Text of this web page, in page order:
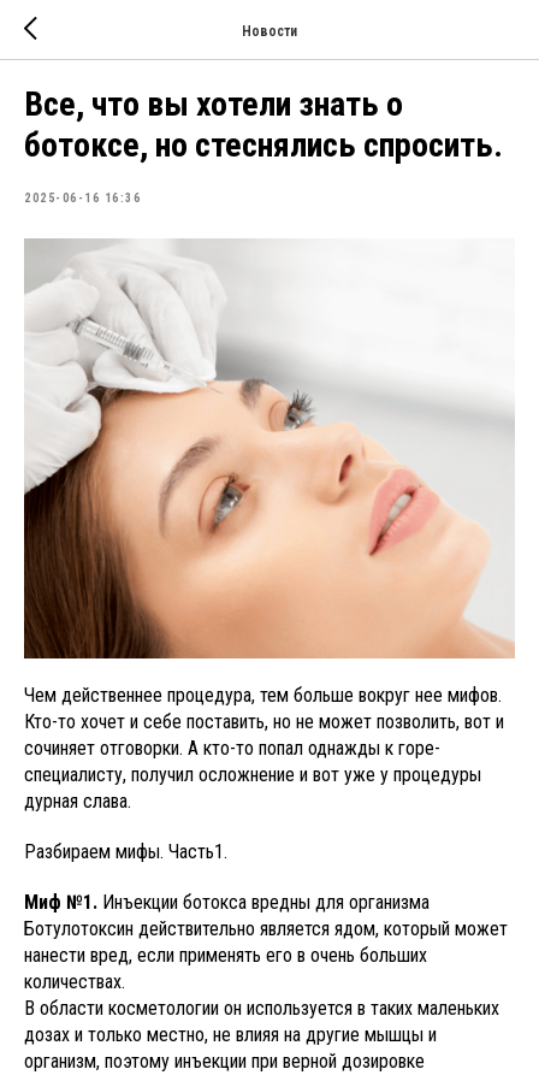
Новости
Все, что вы хотели знать о
ботоксе, но стеснялись спросить.
2025-06-16 16:36
Чем действеннее процедура, тем больше вокруг нее мифов.
Кто-то хочет и себе поставить, но не может позволить, вот и
сочиняет отговорки. А кто-то попал однажды к горе-
специалисту, получил осложнение и вот уже у процедуры
дурная слава.
Разбираем мифы. Часть1.
Миф №1. Инъекции ботокса вредны для организма
Ботулотоксин действительно является ядом, который может
нанести вред, если применять его в очень больших
количествах.
В области косметологии он используется в таких маленьких
дозах и только местно, не влияя на другие мышцы и
организм, поэтому инъекции при верной дозировке